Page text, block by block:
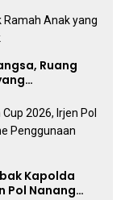
Ruang
Kapolda
Pol Nanang